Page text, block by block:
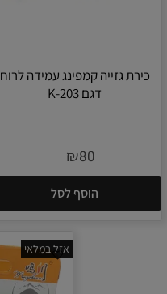
כירת גזייה קמפינג עמידה לרוח
דגם K-203
₪80
הוסף לסל
אזל במלאי